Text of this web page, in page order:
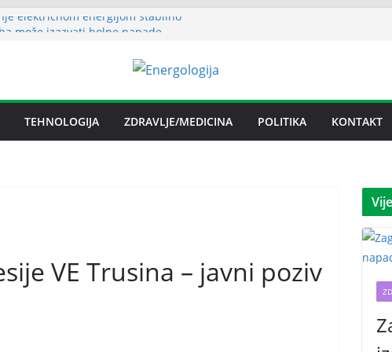
električnom energijom stabilno
Zenica: moguće donošenje odluke
spor RiTE Ugljevik i Elektrogospodarstva
TEHNOLOGIJA ZDRAVLJE/MEDICINA POLITIKA KONTAKT
VE Trusina – javni poziv